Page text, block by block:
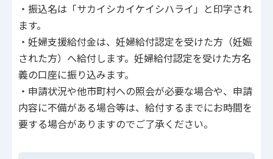
・振込名は「サカイシカイケイシハライ」と印字され
ます。
・妊婦支援給付金は、妊婦給付認定を受けた方（妊娠
された方）へ給付します。妊婦給付認定を受けた方名
義の口座に振り込みます。
・申請状況や他市町村への照会が必要な場合や、申請
内容に不備がある場合等は、給付するまでにお時間を
要する場合がありますのでご了承ください。